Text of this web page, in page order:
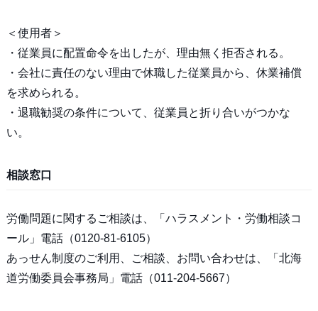
＜使用者＞
・従業員に配置命令を出したが、理由無く拒否される。
・会社に責任のない理由で休職した従業員から、休業補償
を求められる。
・退職勧奨の条件について、従業員と折り合いがつかな
い。
相談窓口
労働問題に関するご相談は、「ハラスメント・労働相談コ
ール」電話（0120-81-6105）
あっせん制度のご利用、ご相談、お問い合わせは、「北海
道労働委員会事務局」電話（011-204-5667）